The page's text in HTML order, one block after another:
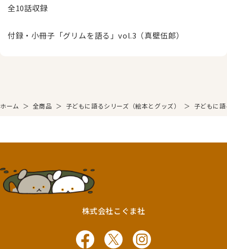
全10話収録
付録・小冊子「グリムを語る」vol.3（真壁伍郎）
ホーム ＞ 全商品 ＞ 子どもに語るシリーズ（絵本とグッズ） ＞ 子どもに
株式会社こぐま社